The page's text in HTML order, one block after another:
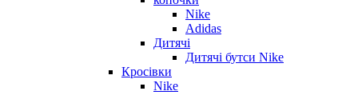
Nike
Adidas
Дитячі
Дитячі бутси Nike
Кросівки
Nike